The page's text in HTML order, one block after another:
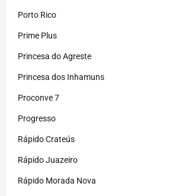
Porto Rico
Prime Plus
Princesa do Agreste
Princesa dos Inhamuns
Proconve 7
Progresso
Rápido Crateús
Rápido Juazeiro
Rápido Morada Nova